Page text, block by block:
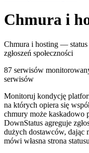
Chmura i
Chmura i hosting —
zgłoszeń społeczności
87 serwisów
serwisów
Monitoruj kondycję
na których opiera się
chmury może kaskadowo
DownStatus agreguje
dużych dostawców, dając
mówi własna strona